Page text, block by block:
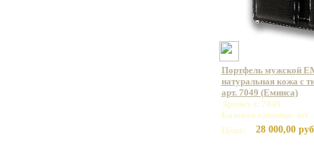
Портфель мужской
натуральная кожа с
арт. 7049 (Еминса)
Артикул: 7049
Базовая единица: шт
Цена:
28 000,00